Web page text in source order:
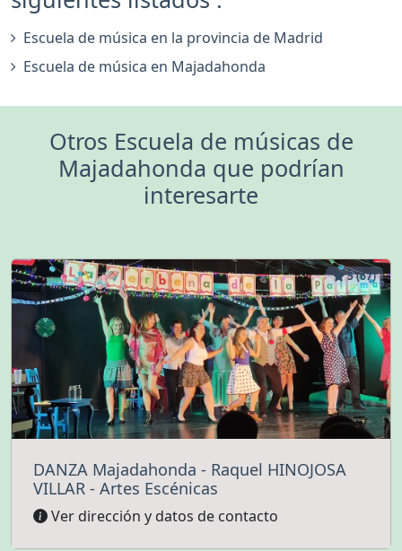
Escuela de música en la provincia de Madrid
Escuela de música en Majadahonda
Otros Escuela de músicas de
Majadahonda que podrían
interesarte
5 (67)
DANZA Majadahonda - Raquel HINOJOSA
VILLAR - Artes Escénicas
Ver dirección y datos de contacto